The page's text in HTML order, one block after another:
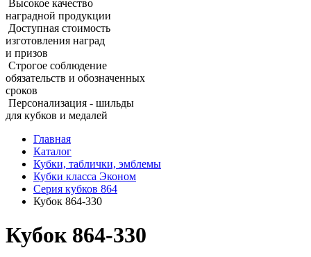
Высокое качество
наградной продукции
Доступная стоимость
изготовления наград
и призов
Строгое соблюдение
обязательств и обозначенных
сроков
Персонализация - шильды
для кубков и медалей
Главная
Каталог
Кубки, таблички, эмблемы
Кубки класса Эконом
Серия кубков 864
Кубок 864‑330
Кубок 864‑330